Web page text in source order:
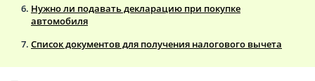
Нужно ли подавать декларацию при покупке
автомобиля
Список документов для получения налогового вычета